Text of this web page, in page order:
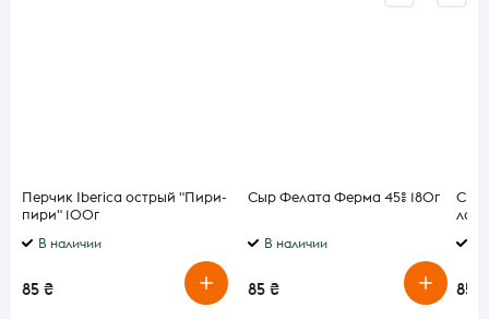
Перчик Iberica острый "Пири-
пири" 100г
В наличии
85 ₴
Сыр Фелата Ферма 45% 180г
В наличии
85 ₴
Сыр
85 ₴